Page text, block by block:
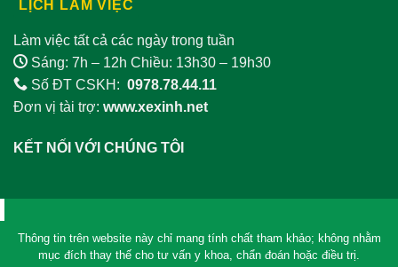
LỊCH LÀM VIỆC
Làm việc tất cả các ngày trong tuần
Sáng: 7h – 12h Chiều: 13h30 – 19h30
Số ĐT CSKH: 0978.78.44.11
Đơn vị tài trợ: www.xexinh.net
KẾT NỐI VỚI CHÚNG TÔI
Thông tin trên website này chỉ mang tính chất tham khảo; không nhằm
mục đích thay thế cho tư vấn y khoa, chẩn đoán hoặc điều trị.